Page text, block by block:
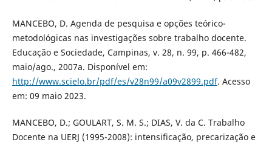
MANCEBO, D. Agenda de pesquisa e opções teórico-
metodológicas nas investigações sobre trabalho docente.
Educação e Sociedade, Campinas, v. 28, n. 99, p. 466-482,
maio/ago., 2007a. Disponível em:
http://www.scielo.br/pdf/es/v28n99/a09v2899.pdf. Acesso
em: 09 maio 2023.
MANCEBO, D.; GOULART, S. M. S.; DIAS, V. da C. Trabalho
Docente na UERJ (1995-2008): intensificação, precarização e